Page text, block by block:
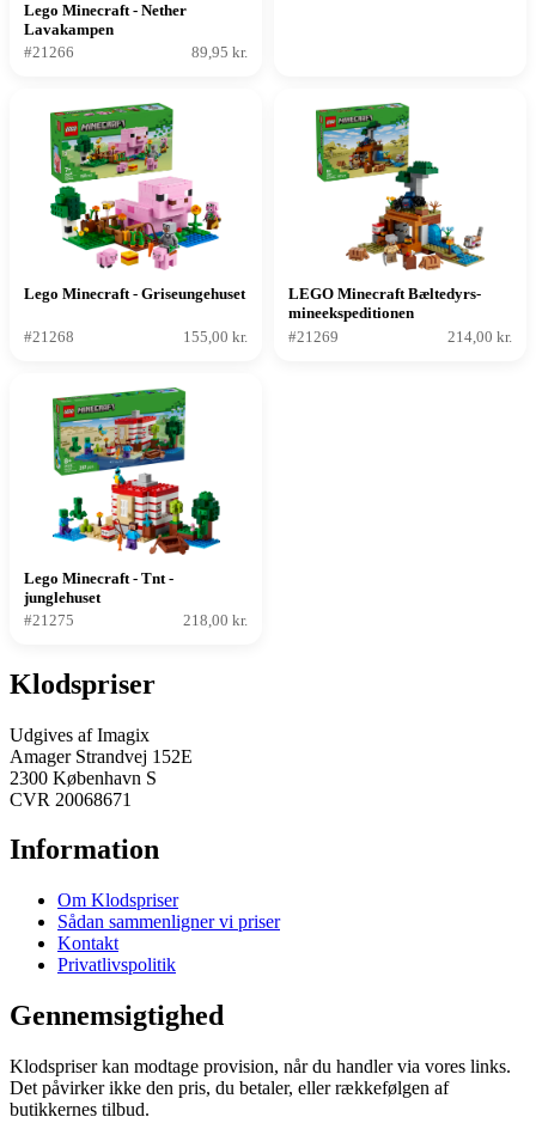
Lego Minecraft - Nether
Lavakampen
#21266
89,95 kr.
Lego Minecraft - Griseungehuset
#21268 155,00 kr.
LEGO Minecraft Bæltedyrs-
mineekspeditionen
#21269
214,00 kr.
Lego Minecraft - Tnt -
junglehuset
#21275
218,00 kr.
Klodspriser
Udgives af Imagix
Amager Strandvej 152E
2300 København S
CVR 20068671
Information
Om Klodspriser
Sådan sammenligner vi priser
Kontakt
Privatlivspolitik
Gennemsigtighed
Klodspriser kan modtage provision, når du handler via vores links.
Det påvirker ikke den pris, du betaler, eller rækkefølgen af
butikkernes tilbud.